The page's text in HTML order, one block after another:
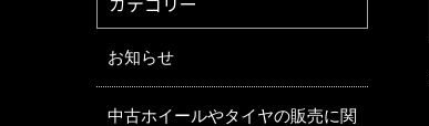
お知らせ
中古ホイールやタイヤの販売に関